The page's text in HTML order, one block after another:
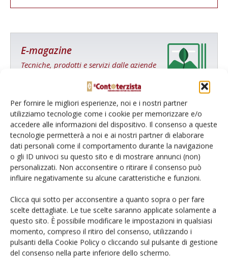
Per fornire le migliori esperienze, noi e i nostri partner
utilizziamo tecnologie come i cookie per memorizzare e/o
accedere alle informazioni del dispositivo. Il consenso a queste
tecnologie permetterà a noi e ai nostri partner di elaborare
dati personali come il comportamento durante la navigazione
o gli ID univoci su questo sito e di mostrare annunci (non)
personalizzati. Non acconsentire o ritirare il consenso può
influire negativamente su alcune caratteristiche e funzioni.
Clicca qui sotto per acconsentire a quanto sopra o per fare
scelte dettagliate. Le tue scelte saranno applicate solamente a
questo sito. È possibile modificare le impostazioni in qualsiasi
momento, compreso il ritiro del consenso, utilizzando i
pulsanti della Cookie Policy o cliccando sul pulsante di gestione
del consenso nella parte inferiore dello schermo.
E-magazine
Tecniche, prodotti e servizi dalle aziende
Catalogo Aziende e Prodotti
Un modo semplice per cercare un'azienda o un
Cerca adesso